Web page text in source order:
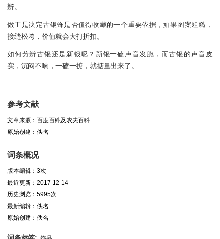
辨。
做工是决定古银饰是否值得收藏的一个重要依据，如果图案粗糙，
接缝松垮，价值就会大打折扣。
如何分辨古银还是新银呢？新银一磕声音发脆，而古银的声音皮
实，沉闷不响，一磕一掂，就掂量出来了。
参考文献
文章来源：百度百科及农夫百科
原始创建：佚名
词条概况
版本编辑：3次
最近更新：2017-12-14
历史浏览：5995次
最新编辑：佚名
原始创建：佚名